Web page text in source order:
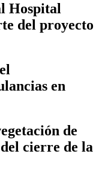
Hospital
del proyecto
en
de
cierre de la